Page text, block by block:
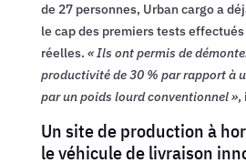
de 27 personnes, Urban cargo a
le cap des premiers tests
réelles. « Ils ont permis de
productivité de 30 % par rapport à
par un poids lourd conventionnel »,
Un site de production à
le véhicule de livraison